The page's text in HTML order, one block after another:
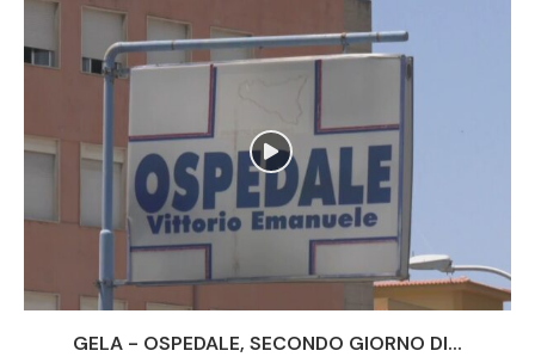
GELA - OSPEDALE, SECONDO GIORNO DI...